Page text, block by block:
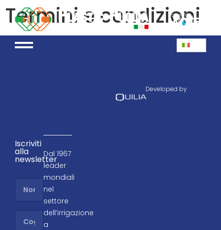
Termini e condizioni
Iscriviti
alla
newsletterDal 1967
leader
mondiali
nel
settore
dell’irrigazione
a
Developed by